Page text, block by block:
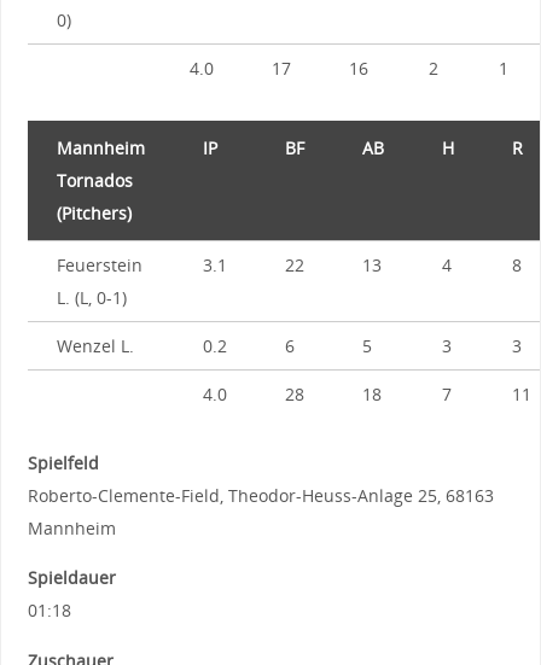
0)
4.0 17 16 2 1
Mannheim
Tornados
(Pitchers)
IP BF AB H R
Feuerstein
L. (L, 0-1)
3.1 22 13 4 8
Wenzel L. 0.2 6 5 3 3
4.0 28 18 7 11
Spielfeld
Roberto-Clemente-Field, Theodor-Heuss-Anlage 25, 68163
Mannheim
Spieldauer
01:18
Zuschauer